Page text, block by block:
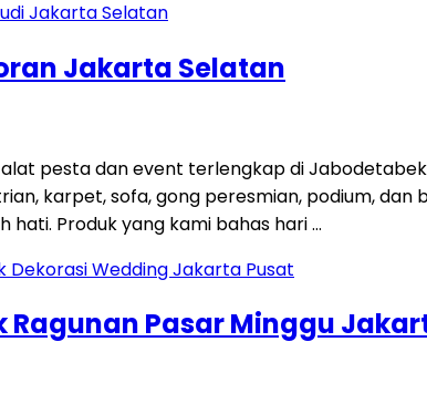
Jakarta Selatan
pesta dan event terlengkap di
karpet, sofa, gong peresmian, podium,
hati. Produk yang kami bahas hari …
Ragunan Pasar Minggu